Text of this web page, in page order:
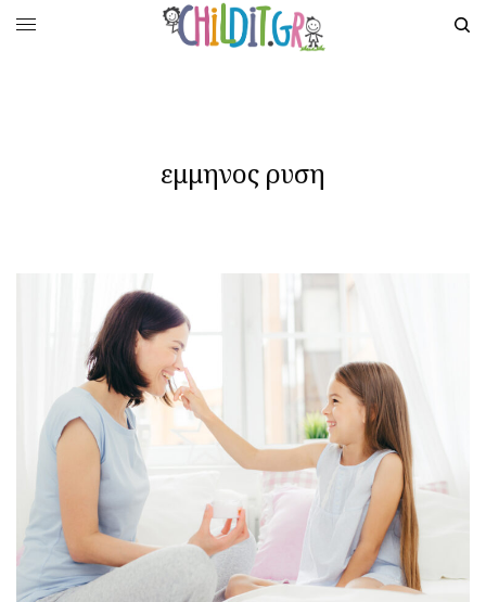
εμμηνος ρυση